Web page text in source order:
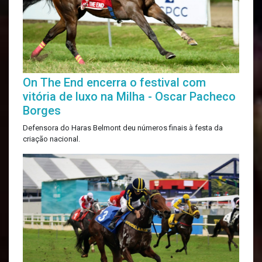
On The End encerra o festival com
vitória de luxo na Milha - Oscar Pacheco
Borges
Defensora do Haras Belmont deu números finais à festa da
criação nacional.